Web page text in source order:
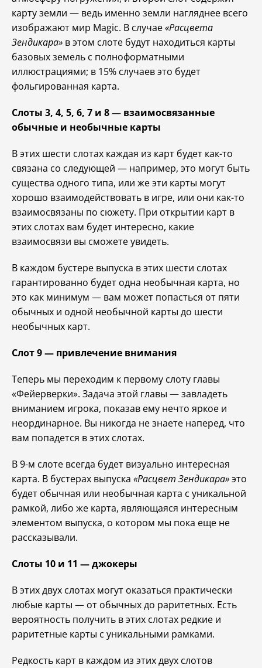
карту земли — ведь именно земли нагляднее всего
изображают мир Magic. В случае«Расцвета
Зендикара» в этом слоте будут находиться карты
базовых земель с полноформатными
иллюстрациями; в 15% случаев это будет
фольгированная карта.
Слоты 3, 4, 5, 6, 7 и 8 — взаимосвязанные
обычные и необычные карты
В этих шести слотах каждая из карт будет как-то
связана со следующей — например, это могут быть
существа одного типа, или же эти карты могут
хорошо взаимодействовать в игре, или они как-то
взаимосвязаны по сюжету. При открытии карт в
этих слотах вам будет интересно, какие
взаимосвязи вы сможете увидеть.
В каждом бустере выпуска в этих шести слотах
гарантированно будет одна необычная карта, но
это как минимум — вам может попасться от пяти
обычных и одной необычной карты до шести
необычных карт.
Слот 9 — привлечение внимания
Теперь мы переходим к первому слоту главы
«Фейерверки». Задача этой главы — завладеть
вниманием игрока, показав ему нечто яркое и
неординарное. Вы никогда не знаете наперед, что
вам попадется в этих слотах.
В 9-м слоте всегда будет визуально интересная
карта. В бустерах выпуска «Расцвет Зендикара»это
будет обычная или необычная карта с уникальной
рамкой, либо же карта, являющаяся интересным
элементом выпуска, о котором мы пока еще не
рассказывали.
Слоты 10 и 11 — джокеры
В этих двух слотах могут оказаться практически
любые карты — от обычных до раритетных. Есть
вероятность получить в этих слотах редкие и
раритетные карты с уникальными рамками.
Редкость карт в каждом из этих двух слотов